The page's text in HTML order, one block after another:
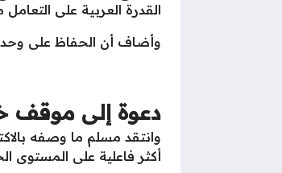
القدرة العربية على
وأضاف أن الحفاظ على
دعوة إلى موقف
وانتقد مسلم ما وصفه
أكثر فاعلية على المستوى